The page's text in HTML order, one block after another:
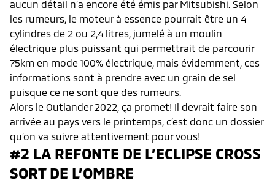
aucun détail n’a encore été émis par Mitsubishi. Selon
les rumeurs, le moteur à essence pourrait être un 4
cylindres de 2 ou 2,4 litres, jumelé à un moulin
électrique plus puissant qui permettrait de parcourir
75km en mode 100% électrique, mais évidemment, ces
informations sont à prendre avec un grain de sel
puisque ce ne sont que des rumeurs.
Alors le Outlander 2022, ça promet! Il devrait faire son
arrivée au pays vers le printemps, c’est donc un dossier
qu’on va suivre attentivement pour vous!
#2 LA REFONTE DE L’ECLIPSE CROSS
SORT DE L’OMBRE